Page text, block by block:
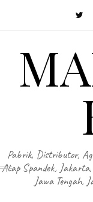
Pabrik, Distributor,
Atap Spandek,
Jawa Tengah,